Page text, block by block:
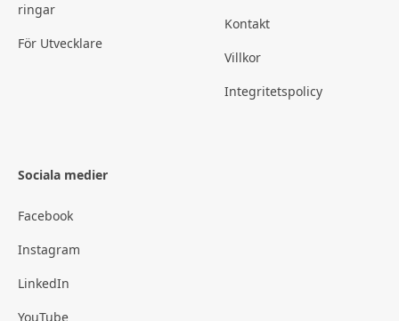
ringar
För Utvecklare
Kontakt
Villkor
Integritetspolicy
Sociala medier
Facebook
Instagram
LinkedIn
YouTube